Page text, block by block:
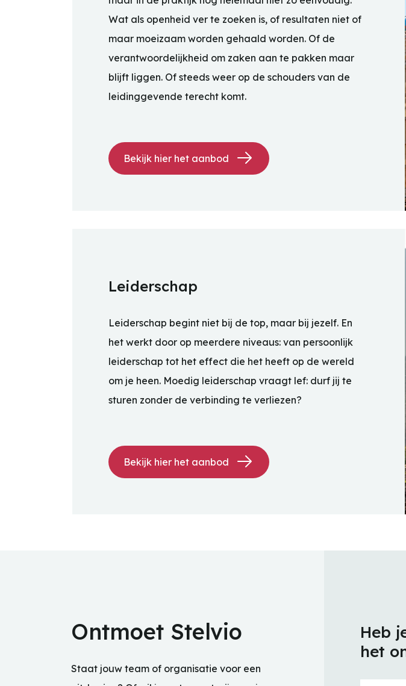
Wat als openheid ver te zoeken is, of resultaten niet of
maar moeizaam worden gehaald worden. Of de
verantwoordelijkheid om zaken aan te pakken maar
blijft liggen. Of steeds weer op de schouders van de
leidinggevende terecht komt.
Bekijk hier het aanbod
Leiderschap
Leiderschap begint niet bij de top, maar bij jezelf. En
het werkt door op meerdere niveaus: van persoonlijk
leiderschap tot het effect die het heeft op de wereld
om je heen. Moedig leiderschap vraagt lef: durf jij te
sturen zonder de verbinding te verliezen?
Bekijk hier het aanbod
Ontmoet Stelvio
Staat jouw team of organisatie voor een
Heb
het